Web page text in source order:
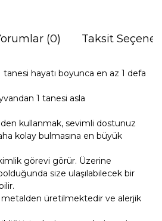
(0) Taksit
hayatı boyunca en az 1 defa
1 tanesi asla
kullanmak, sevimli dostunuz
kolay bulmasına en büyük
görevi görür. Üzerine
size ulaşılabilecek bir
üretilmektedir ve alerjik